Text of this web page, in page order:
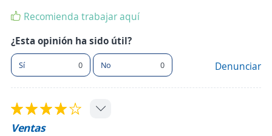
Recomienda trabajar aquí
¿Esta opinión ha sido útil?
Sí 0 No 0 Denunciar
Ventas